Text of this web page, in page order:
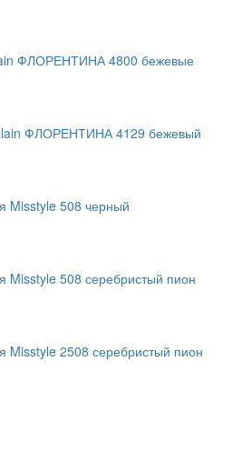
ФЛОРЕНТИНА 4800 бежевые
ФЛОРЕНТИНА 4129 бежевый
Misstyle 508 черный
Misstyle 508 серебристый пион
Misstyle 2508 серебристый пион